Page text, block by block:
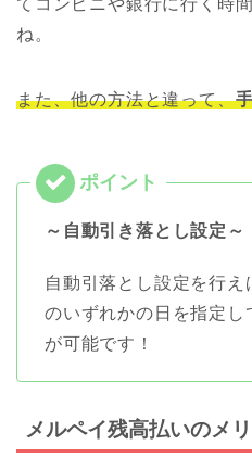
てコンビニや銀行に行く時
ね。
また、他の方法と違って、
～自動引き落とし設定～
自動引落とし設定を行
のいずれかの日を指定し
が可能です！
メルペイ残高払いのメ